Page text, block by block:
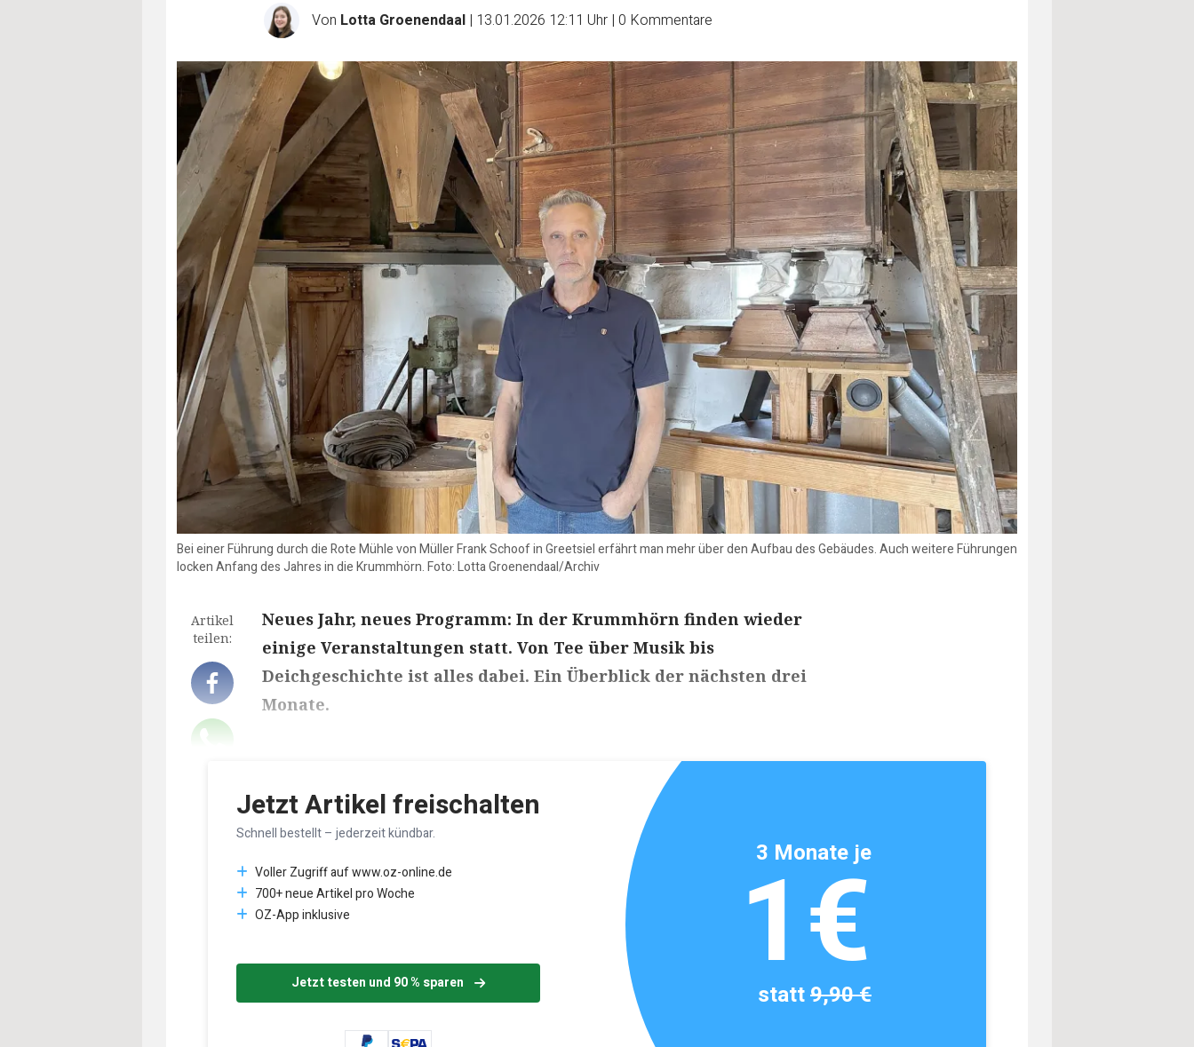
Von Lotta Groenendaal | 13.01.2026 12:11 Uhr | 0 Kommentare
Bei einer Führung durch die Rote Mühle von Müller Frank Schoof in Greetsiel erfährt man mehr über den Aufbau des Gebäudes. Auch weitere Führungen
locken Anfang des Jahres in die Krummhörn. Foto: Lotta Groenendaal/Archiv
Artikel
teilen:
Neues Jahr, neues Programm: In der Krummhörn finden wieder
einige Veranstaltungen statt. Von Tee über Musik bis
Deichgeschichte ist alles dabei. Ein Überblick der nächsten drei
Monate.
Jetzt Artikel freischalten
Schnell bestellt – jederzeit kündbar.
Voller Zugriff auf www.oz-online.de
700+ neue Artikel pro Woche
OZ-App inklusive
Jetzt testen und 90 % sparen
3 Monate je
1€
statt9,90 €